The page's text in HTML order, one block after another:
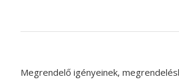
Megrendelő igényeinek,